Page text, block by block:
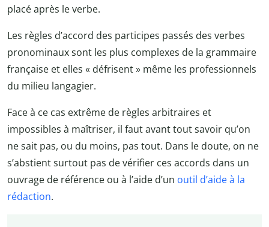
placé après le verbe.
Les règles d’accord des participes passés des verbes
pronominaux sont les plus complexes de la grammaire
française et elles « défrisent » même les professionnels
du milieu langagier.
Face à ce cas extrême de règles arbitraires et
impossibles à maîtriser, il faut avant tout savoir qu’on
ne sait pas, ou du moins, pas tout. Dans le doute, on ne
s’abstient surtout pas de vérifier ces accords dans un
ouvrage de référence ou à l’aide d’un outil d’aide à la
rédaction.